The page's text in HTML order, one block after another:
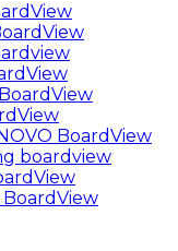
BoardView
boardview
BoardView